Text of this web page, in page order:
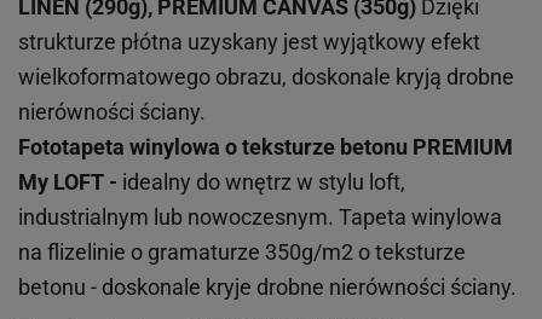
LINEN (290g), PREMIUM CANVAS (350g) Dzięki
strukturze płótna uzyskany jest wyjątkowy efekt
wielkoformatowego obrazu, doskonale kryją drobne
nierówności ściany.
Fototapeta winylowa oteksturze betonu PREMIUM
My LOFT - idealny do wnętrz w stylu loft,
industrialnym lub nowoczesnym. Tapeta winylowa
na flizelinie o gramaturze 350g/m2 o teksturze
betonu - doskonale kryje drobne nierówności ściany.